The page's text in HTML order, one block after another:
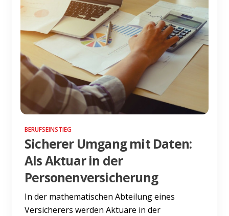
BERUFSEINSTIEG
Sicherer Umgang mit Daten:
Als Aktuar in der
Personenversicherung
In der mathematischen Abteilung eines
Versicherers werden Aktuare in der